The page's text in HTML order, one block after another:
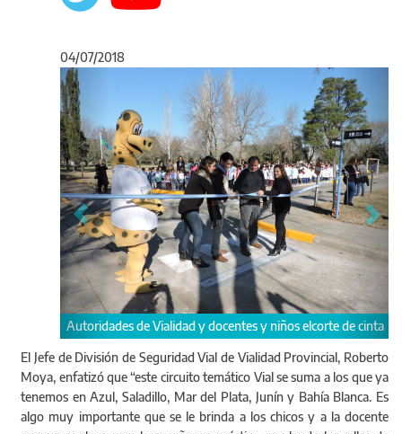
04/07/2018
Autoridades de Vialidad y docentes y niños elcorte de cinta
El Jefe de División de Seguridad Vial de Vialidad Provincial, Roberto
Moya, enfatizó que “este circuito temático Vial se suma a los que ya
tenemos en Azul, Saladillo, Mar del Plata, Junín y Bahía Blanca. Es
algo muy importante que se le brinda a los chicos y a la docente